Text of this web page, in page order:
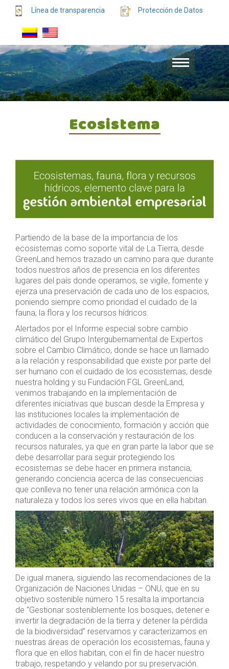
Línea de transparencia Protección de Datos
Ecosistema
Partiendo de la base de la importancia de los
ecosistemas como soporte vital de La Tierra, desde
GreenLand hemos trazado un camino para que durante
todos nuestros años de presencia en los diferentes
lugares del país donde operamos, se vigile, fomente y
ejerza una preservación de cada uno de los espacios,
poniendo siempre como prioridad el cuidado de la
fauna, la flora y los recursos hídricos.
Alertados por el Informe especial sobre cambio
climático del Grupo Intergubernamental de Expertos
sobre el Cambio Climático, donde se hace un llamado
a la relación y responsabilidad que existe por parte del
ser humano con el cuidado de los ecosistemas, desde
nuestra holding y su Fundación FGL GreenLand,
venimos trabajando en la implementación de
diferentes iniciativas que buscan desde la Empresa y
las instituciones locales la implementación de
actividades de conocimiento, formación y acción que
conducen a la conservación y restauración de los
recursos naturales, ya que en gran parte la labor que se
debe desarrollar para seguir protegiendo los
ecosistemas se debe hacer en primera instancia,
generando conciencia acerca de las consecuencias
que conlleva no tener una relación armónica con la
naturaleza y todos los seres vivos que en ella habitan.
De igual manera, siguiendo las recomendaciones de la
Organización de Naciones Unidas – ONU, que en su
objetivo sostenible número 15 resalta la importancia
de “Gestionar sosteniblemente los bosques, detener e
invertir la degradación de la tierra y detener la pérdida
de la biodiversidad” reservamos y caracterizamos en
nuestras áreas de operación los ecosistemas, fauna y
flora que en ellos habitan, con el fin de hacer nuestro
trabajo, respetando y velando por su preservación.